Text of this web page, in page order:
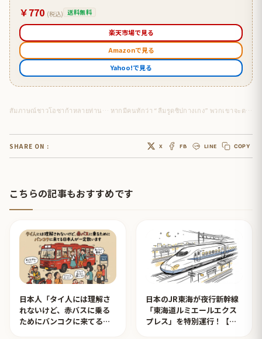
￥770 (税込) 送料無料
楽天市場で見る
Amazonで見る
Yahoo!で見る
สัมภาษณ์ชาวโอซาก้าหลายท่าน… หากมีคนทักว่า “ลืมรูดซิปกางเกง” พวกเขาจะตอบกลับอย่างไร!!
SHARE ON : X FB LINE COPY
こちらの記事もおすすめです
日本人「タイ人には理解さ
れないけど、赤バスに乗る
ためにバンコクに来てる日
日本のJR東海が夜行新幹線
「東海道ルミエールエクス
プレス」を特別運行！【タ